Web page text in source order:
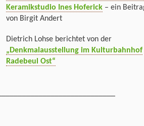
Keramikstudio Ines Hoferick – ein
von Birgit Andert
Dietrich Lohse berichtet von der
„Denkmalausstellung im Kulturbahnhof
Radebeul Ost“